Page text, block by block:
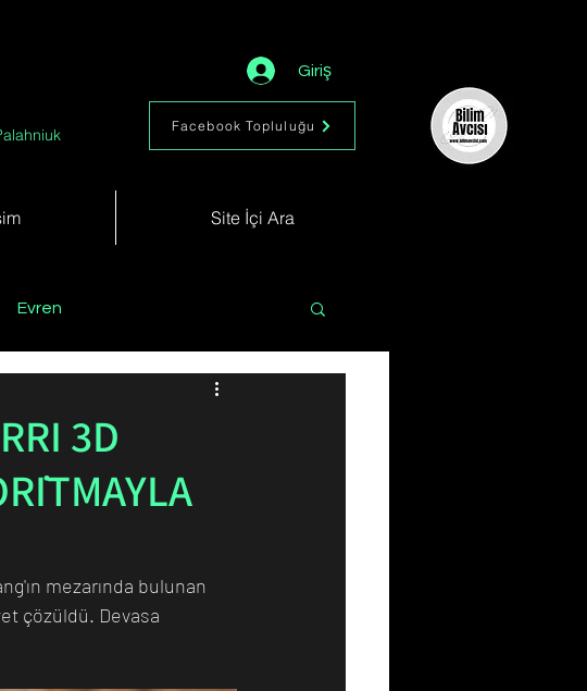
Giriş
Facebook Topluluğu
Site İçi Ara
Evren
Kısa Kısa Bilim Kimya
3D
mezarında bulunan
çözüldü. Devasa